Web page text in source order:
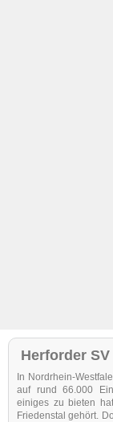
Herforder
In Nordrhein-
auf rund 66.000
einiges zu bieten
Friedenstal gehört.